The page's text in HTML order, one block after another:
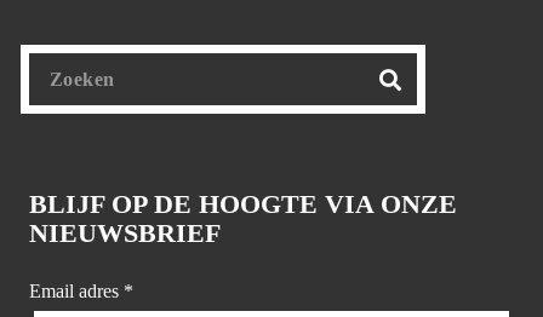
BLIJF OP DE HOOGTE VIA ONZE
NIEUWSBRIEF
Email adres *